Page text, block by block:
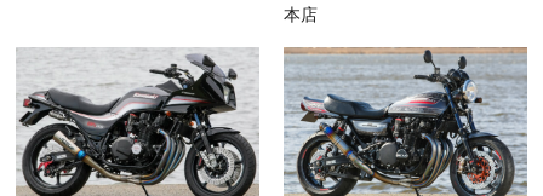
本店